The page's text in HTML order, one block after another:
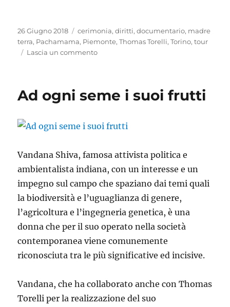
Pubblicato
il
26 Giugno 2018 Tag
cerimonia,diritti,documentario, madre
terra, Pachamama, Piemonte,Thomas Torelli,Torino,tour
Lascia un commentosu
un
Ad ogni seme i suoi frutti
Vandana Shiva, famosa attivista politica e
ambientalista indiana, con un interesse e un
impegno sul campo che spaziano dai temi quali
la biodiversità e l’uguaglianza di genere,
l’agricoltura e l’ingegneria genetica, è una
donna che per il suo operato nella società
contemporanea viene comunemente
riconosciuta tra le più significative ed incisive.
Vandana, che ha collaborato anche con Thomas
Torelli per la realizzazione del suo